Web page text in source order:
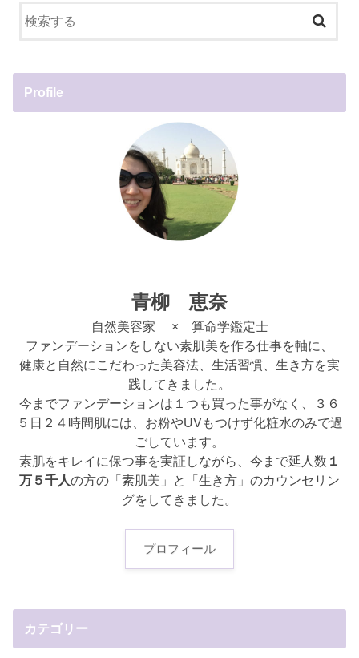
Profile
青柳 恵奈
自然美容家 × 算命学鑑定士
ファンデーションをしない素肌美を作る仕事を軸に、
健康と自然にこだわった美容法、生活習慣、生き方を実
践してきました。
今までファンデーションは１つも買った事がなく、３６
５日２４時間肌には、お粉やUVもつけず化粧水のみで過
ごしています。
素肌をキレイに保つ事を実証しながら、今まで延人数 １
万５千人の方の「素肌美」と「生き方」のカウンセリン
グをしてきました。
プロフィール
カテゴリー